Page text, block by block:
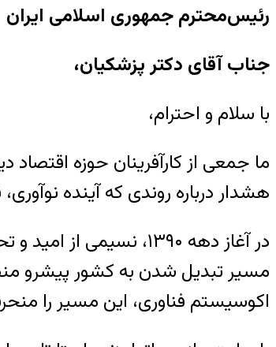
رئیس‌محترم جمهوری اسلامی ایران
جناب آقای دکتر پزشکیان،
با سلام و احترام،
ما جمعی از کارآفرینان حوزه
هشدار درباره روندی که آینده
در آغاز دهه ۱۳۹۰،
مسیر تبدیل شدن به کشور پیشرو
اکوسیستم فناوری، این مسیر را